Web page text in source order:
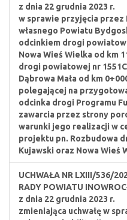
z dnia 22 grudnia 2023 r.
w sprawie przyjęcia przez
własnego Powiatu
odcinkiem drogi
Nowa Wieś Wielka od km
drogi powiatowej nr
Dąbrowa Mała od km
polegającej na
odcinka drogi Programu
zawarcia przez strony
warunki jego realizacji w
projektu pn. Rozbudowa
Kujawski oraz Nowa Wieś
UCHWAŁA NR LXIII/536/
RADY POWIATU
z dnia 22 grudnia 2023 r.
zmieniająca uchwałę w